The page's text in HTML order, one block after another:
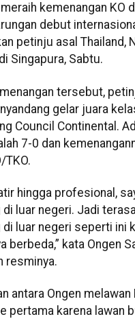
kemenangan KO
debut
petinju asal Thailand,
Singapura, Sabtu.
tersebut,
gelar juara
Council Continental.
7-0 dan
TKO.
hingga profesional,
di luar negeri. Jadi
di luar negeri seperti ini
berbeda,” kata Ongen
resminya.
antara Ongen
pertama karena lawan